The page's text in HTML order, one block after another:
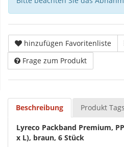
hinzufügen Favoritenliste
Frage zum Produkt
Beschreibung Produkt Tags
Lyreco Packband Premium,
x L), braun, 6 Stück